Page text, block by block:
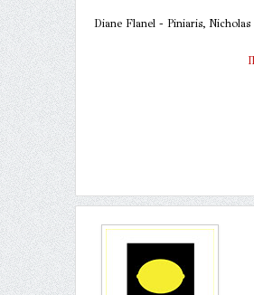
Diane Flanel - Piniaris, Nicholas